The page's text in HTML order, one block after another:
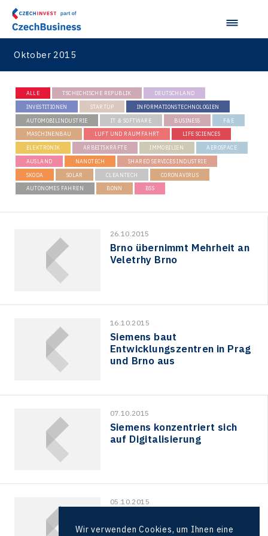
Oktober 2015
ALLE TSCHECHISCHE REPUBLIK DEUTSCHLAND
INVESTITIONEN STARTUP INFORMATIONSTECHNOLOGIEN
AUTOMOBILINDUSTRIE IT & SOFTWARE BUSINESS F&E
MASCHINENBAU LUFT UND RAUMFAHRT LIFE SCIENCES
ELEKTRONIK ARBEITSKRÄFTE IMMOBILIEN AEROSPACE
AUSLAND NANOTECH SHARED SERVICES INDUSTRIE
SKODA SOLAR CLEANTECH CORONAVIRUS
AUTONOMES FAHREN BONN BSS
26.10.2015
Brno übernimmt Mehrheit an
Veletrhy Brno
16.10.2015
Siemens baut
Entwicklungszentren in Prag
und Brno aus
07.10.2015
Siemens konzentriert sich
auf Digitalisierung
05.10.2015
Beschaffungsforum in Prag
Wir verwenden Cookies, um Ihnen eine